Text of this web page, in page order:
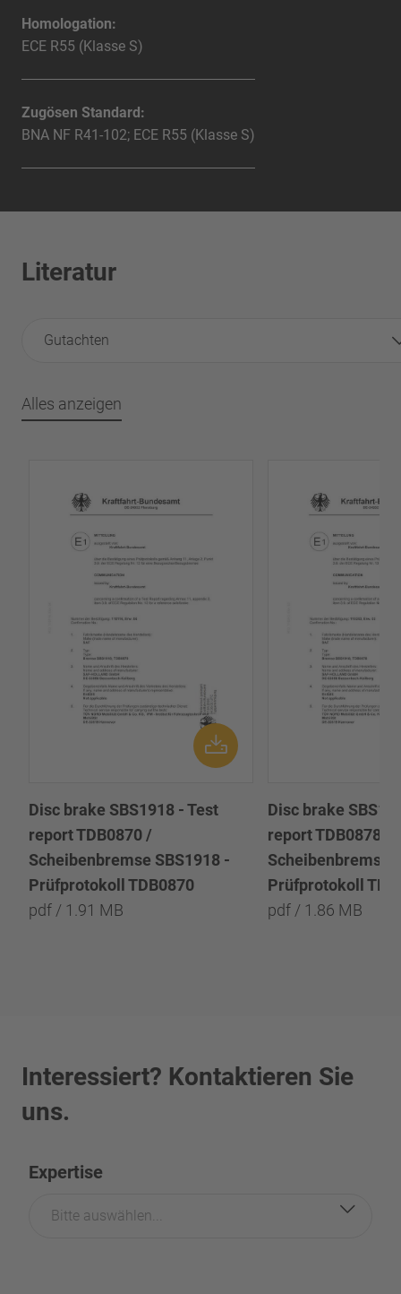
Homologation:
ECE R55 (Klasse S)
Zugösen Standard:
BNA NF R41-102; ECE R55 (Klasse S)
Literatur
Gutachten
Alles anzeigen
Disc brake SBS1918 - Test
report TDB0870 /
Scheibenbremse SBS1918 -
Prüfprotokoll TDB0870
pdf / 1.91 MB
Disc brake
report TDB0878 /
Scheibenbremse
Prüfprotokoll
pdf / 1.86 MB
Interessiert? Kontaktieren Sie
uns.
Expertise
Bitte auswählen...